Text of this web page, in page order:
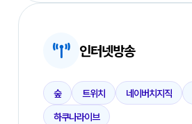
인터넷방송
숲 트위치 네이버치지직
하쿠나라이브